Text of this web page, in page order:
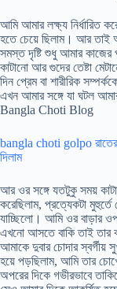
আমি আমার লক্ষ্য নির্ধারিত
হতে চেয়ে ছিলাম। আর তাই
সমস্ত দৃষ্টি শুধু আমার
কাটানো আর গুদের তেষ্টা
দিন প্রেম বা শারীরিক
এখন আমার সঙ্গে যা ঘটল
Bangla Choti Blog
bangla choti golpo
দিলাম
আর ওর সঙ্গে যতটুকু সময়
করেছিলাম, প্রত্যেকটা
যাচ্ছিলো। আমি ওর বাড়ার
এখনো আসতে বাকি তাই তার
আমাকে দুবার চোদার
হয়ে পড়ছিলাম, আমি তার
অপরের দিকে গভীরভাবে